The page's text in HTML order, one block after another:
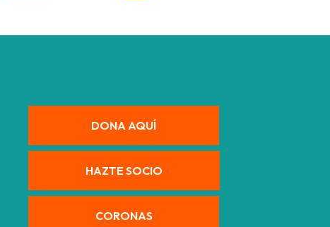
DONA AQUÍ
HAZTE SOCIO
CORONAS